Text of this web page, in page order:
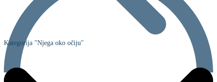
Kategorija "Njega oko očiju"